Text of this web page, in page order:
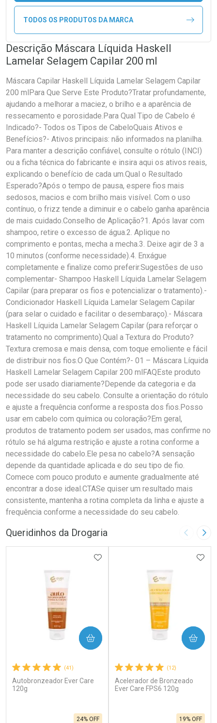
TODOS OS PRODUTOS DA MARCA
Descrição Máscara Líquida Haskell
Lamelar Selagem Capilar 200 ml
Máscara Capilar Haskell Líquida Lamelar Selagem Capilar
200 mlPara Que Serve Este Produto?Tratar profundamente,
ajudando a melhorar a maciez, o brilho e a aparência de
ressecamento e porosidade.Para Qual Tipo de Cabelo é
Indicado?- Todos os Tipos de CabeloQuais Ativos e
Benefícios?- Ativos principais: não informados na planilha.
Para manter a descrição confiável, consulte o rótulo (INCI)
ou a ficha técnica do fabricante e insira aqui os ativos reais,
explicando o benefício de cada um.Qual o Resultado
Esperado?Após o tempo de pausa, espere fios mais
sedosos, macios e com brilho mais visível. Com o uso
contínuo, o frizz tende a diminuir e o cabelo ganha aparência
de mais cuidado.Conselho de Aplicação?1. Após lavar com
shampoo, retire o excesso de água.2. Aplique no
comprimento e pontas, mecha a mecha.3. Deixe agir de 3 a
10 minutos (conforme necessidade).4. Enxágue
completamente e finalize como preferir.Sugestões de uso
complementar- Shampoo Haskell Líquida Lamelar Selagem
Capilar (para preparar os fios e potencializar o tratamento).-
Condicionador Haskell Líquida Lamelar Selagem Capilar
(para selar o cuidado e facilitar o desembaraço).- Máscara
Haskell Líquida Lamelar Selagem Capilar (para reforçar o
tratamento no comprimento).Qual a Textura do Produto?
Textura cremosa e mais densa, com toque emoliente e fácil
de distribuir nos fios.O Que Contém?- 01 – Máscara Líquida
Haskell Lamelar Selagem Capilar 200 mlFAQEste produto
pode ser usado diariamente?Depende da categoria e da
necessidade do seu cabelo. Consulte a orientação do rótulo
e ajuste a frequência conforme a resposta dos fios.Posso
usar em cabelo com química ou coloração?Em geral,
produtos de tratamento podem ser usados, mas confirme no
rótulo se há alguma restrição e ajuste a rotina conforme a
necessidade do cabelo.Ele pesa no cabelo?A sensação
depende da quantidade aplicada e do seu tipo de fio.
Comece com pouco produto e aumente gradualmente até
encontrar a dose ideal.CTASe quiser um resultado mais
consistente, mantenha a rotina completa da linha e ajuste a
frequência conforme a necessidade do seu cabelo.
Queridinhos da Drogaria Imagem
(41)
Autobronzeador Ever Care
120g
24% OFF
ADICIONAR AOS FAVORITOS
COMPRAR
(12)
Acelerador de Bronzeado
Ever Care FPS6 120g
19% OFF
COMPRAR